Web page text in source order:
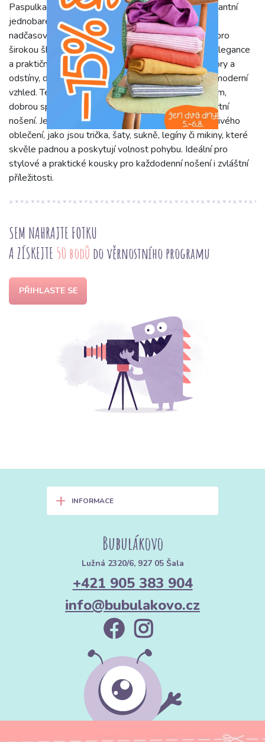
Paspulka úplet black představuje univerzální a elegantní
jednobarevný úplet v klasické černé barvě. Jeho
nadčasovost a všestrannost z něj činí ideální volbu pro
širokou škálu šicích projektů. Černá barva, symbol elegance
a praktičnosti, se snadno kombinuje s jakýmikoli vzory a
odstíny, dodávajíc vašim výtvorům sofistikovaný a moderní
vzhled. Tento úplet se vyznačuje příjemným omakem,
dobrou splývavostí a pružností, což zajišťuje komfortní
nošení. Je perfektní pro šití pohodlného a přizpůsobivého
oblečení, jako jsou trička, šaty, sukně, legíny či mikiny, které
skvěle padnou a poskytují volnost pohybu. Ideální pro
stylové a praktické kousky pro každodenní nošení i zvláštní
příležitosti.
SEM NAHRAJTE FOTKU
A ZÍSKEJTE 50 bodů do věrnostního programu
PŘIHLASTE SE
+ INFORMACE
Bubulákovo
Lužná 2320/6, 927 05 Šala
+421 905 383 904
info@bubulakovo.cz